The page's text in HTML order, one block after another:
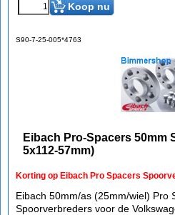
Koop nu
S90-7-25-005*4763
Eibach Pro-Spacers 50mm
5x112-57mm)
Korting op Eibach Pro Spacers
Eibach 50mm/as (25mm/wiel) Pro
Spoorverbreders voor de